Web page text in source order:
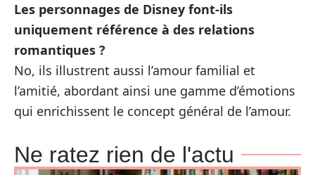
Les personnages de Disney font-ils
uniquement référence à des relations
romantiques ?
No, ils illustrent aussi l’amour familial et
l’amitié, abordant ainsi une gamme d’émotions
qui enrichissent le concept général de l’amour.
Ne ratez rien de l'actu